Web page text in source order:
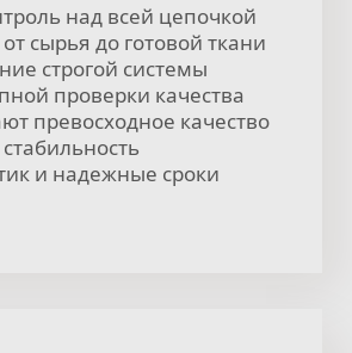
над всей цепочкой
сырья до готовой ткани
строгой системы
проверки качества
превосходное качество
и надежные сроки